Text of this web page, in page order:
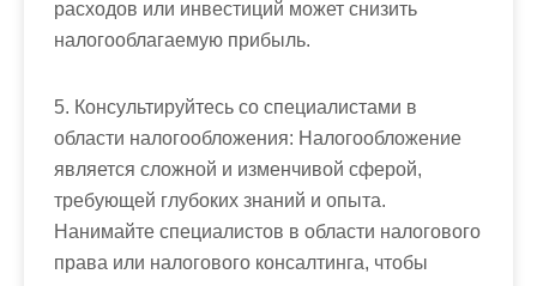
расходов или инвестиций может снизить
налогооблагаемую прибыль.
5. Консультируйтесь со специалистами в
области налогообложения: Налогообложение
является сложной и изменчивой сферой,
требующей глубоких знаний и опыта.
Нанимайте специалистов в области налогового
права или налогового консалтинга, чтобы